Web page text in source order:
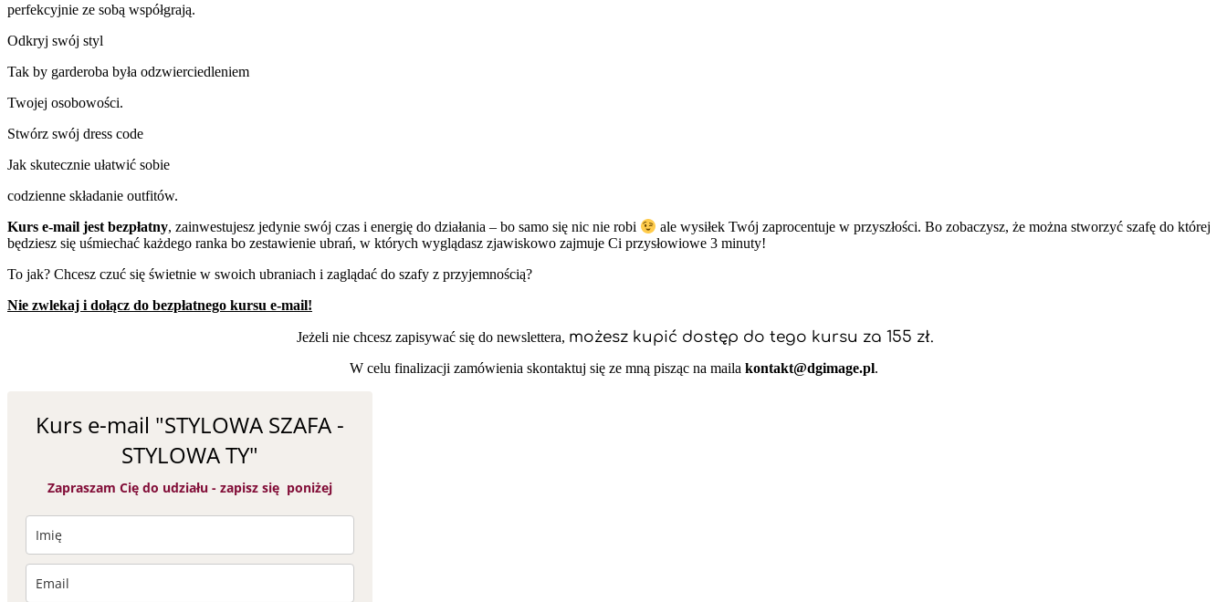
perfekcyjnie ze sobą współgrają.
Odkryj swój styl
Tak by garderoba była odzwierciedleniem
Twojej osobowości.
Stwórz swój dress code
Jak skutecznie ułatwić sobie
codzienne składanie outfitów.
Kurs e-mail jest bezpłatny, zainwestujesz jedynie swój czas i energię do działania – bo samo się nic nie robi
ale wysiłek Twój zaprocentuje w przyszłości. Bo zobaczysz, że można stworzyć szafę do której
będziesz się uśmiechać każdego ranka bo zestawienie ubrań, w których wyglądasz zjawiskowo zajmuje Ci przysłowiowe 3 minuty!
To jak? Chcesz czuć się świetnie w swoich ubraniach i zaglądać do szafy z przyjemnością?
Nie zwlekaj i dołącz do bezpłatnego kursu e-mail!
Jeżeli nie chcesz zapisywać się do newslettera, możesz kupić dostęp do tego kursu za 155 zł.
W celu finalizacji zamówienia skontaktuj się ze mną pisząc na maila kontakt@dgimage.pl.
Kurs e-mail "STYLOWA SZAFA -
STYLOWA TY"
Zapraszam Cię do udziału - zapisz się poniżej